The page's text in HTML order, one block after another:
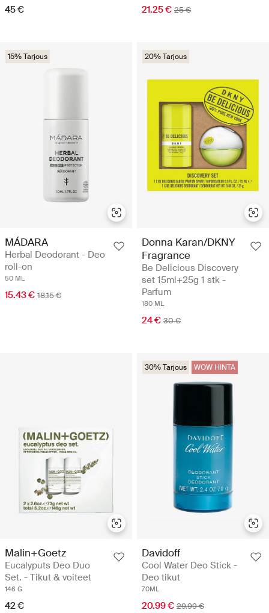
45 € 21.25 € 25 €
15% Tarjous
MÁDARA
Herbal Deodorant - Deo
roll-on
50 ML
15.43 € 18.15 €
20% Tarjous
Donna Karan/DKNY
Fragrance
Be Delicious Discovery
set 15ml+25g 1 stk -
Parfum
180 ML
24 € 30 €
Malin+Goetz
Eucalyputs Deo Duo
Set. - Tikut & voiteet
146 G
42 €
30% Tarjous WOW HINTA
Davidoff
Cool Water Deo Stick -
Deo tikut
70ML
20.99 € 29.99 €